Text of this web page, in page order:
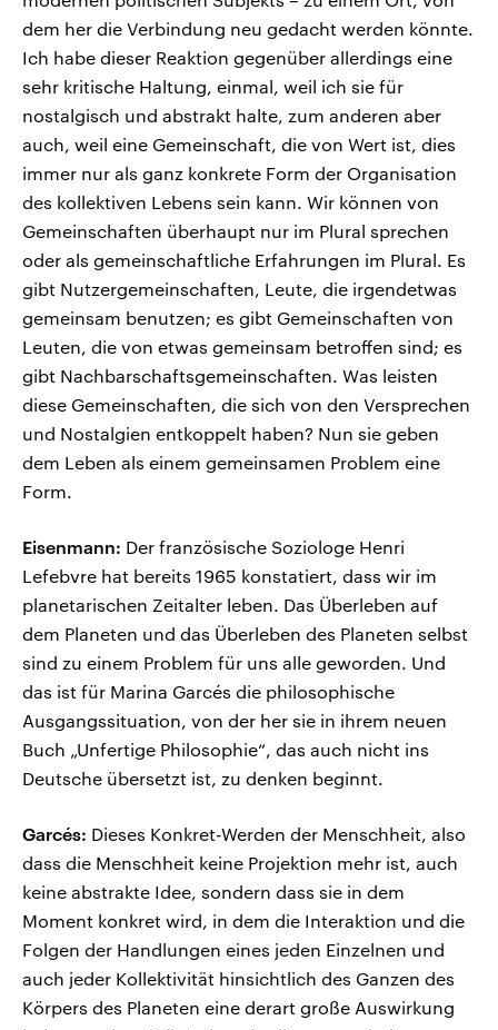
dem her die Verbindung neu gedacht werden könnte.
Ich habe dieser Reaktion gegenüber allerdings eine
sehr kritische Haltung, einmal, weil ich sie für
nostalgisch und abstrakt halte, zum anderen aber
auch, weil eine Gemeinschaft, die von Wert ist, dies
immer nur als ganz konkrete Form der Organisation
des kollektiven Lebens sein kann. Wir können von
Gemeinschaften überhaupt nur im Plural sprechen
oder als gemeinschaftliche Erfahrungen im Plural. Es
gibt Nutzergemeinschaften, Leute, die irgendetwas
gemeinsam benutzen; es gibt Gemeinschaften von
Leuten, die von etwas gemeinsam betroffen sind; es
gibt Nachbarschaftsgemeinschaften. Was leisten
diese Gemeinschaften, die sich von den Versprechen
und Nostalgien entkoppelt haben? Nun sie geben
dem Leben als einem gemeinsamen Problem eine
Form.
Eisenmann: Der französische Soziologe Henri
Lefebvre hat bereits 1965 konstatiert, dass wir im
planetarischen Zeitalter leben. Das Überleben auf
dem Planeten und das Überleben des Planeten selbst
sind zu einem Problem für uns alle geworden. Und
das ist für Marina Garcés die philosophische
Ausgangssituation, von der her sie in ihrem neuen
Buch „Unfertige Philosophie“, das auch nicht ins
Deutsche übersetzt ist, zu denken beginnt.
Garcés: Dieses Konkret-Werden der Menschheit, also
dass die Menschheit keine Projektion mehr ist, auch
keine abstrakte Idee, sondern dass sie in dem
Moment konkret wird, in dem die Interaktion und die
Folgen der Handlungen eines jeden Einzelnen und
auch jeder Kollektivität hinsichtlich des Ganzen des
Körpers des Planeten eine derart große Auswirkung